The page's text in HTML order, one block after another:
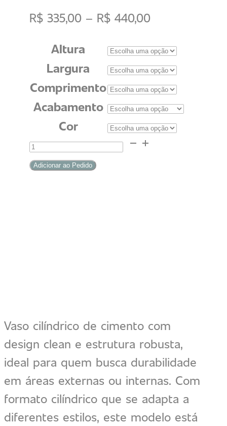
R$ 335,00 – R$ 440,00
Altura
Largura
Comprimento
Acabamento
Cor
Vaso
Malabo
Adicionar ao Pedido
Vaso cilíndrico de cimento com
design clean e estrutura robusta,
ideal para quem busca durabilidade
em áreas externas ou internas. Com
formato cilíndrico que se adapta a
diferentes estilos, este modelo está